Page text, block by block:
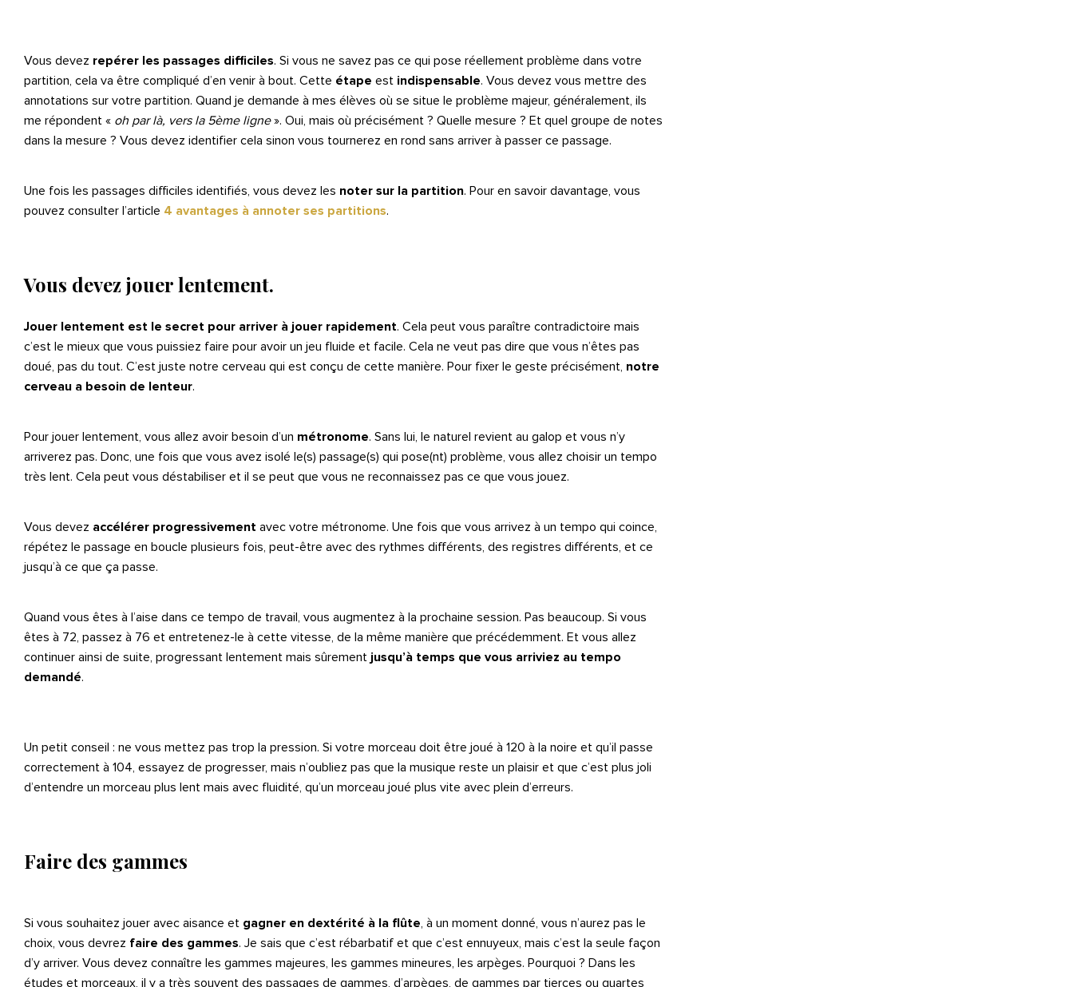
Vous devez repérer les passages difficiles. Si vous ne savez pas ce qui pose réellement problème dans votre
partition, cela va être compliqué d’en venir à bout. Cette étape est indispensable. Vous devez vous mettre des
annotations sur votre partition. Quand je demande à mes élèves où se situe le problème majeur, généralement, ils
me répondent « oh par là, vers la 5ème ligne». Oui, mais où précisément ? Quelle mesure ? Et quel groupe de notes
dans la mesure ? Vous devez identifier cela sinon vous tournerez en rond sans arriver à passer ce passage.
Une fois les passages difficiles identifiés, vous devez les noter sur la partition. Pour en savoir davantage, vous
pouvez consulter l’article 4 avantages à annoter ses partitions.
Vous devez jouer lentement.
Jouer lentement est le secret pour arriver à jouer rapidement. Cela peut vous paraître contradictoire mais
c’est le mieux que vous puissiez faire pour avoir un jeu fluide et facile. Cela ne veut pas dire que vous n’êtes pas
doué, pas du tout. C’est juste notre cerveau qui est conçu de cette manière. Pour fixer le geste précisément, notre
cerveau a besoin de lenteur.
Pour jouer lentement, vous allez avoir besoin d’un métronome. Sans lui, le naturel revient au galop et vous n’y
arriverez pas. Donc, une fois que vous avez isolé le(s) passage(s) qui pose(nt) problème, vous allez choisir un tempo
très lent. Cela peut vous déstabiliser et il se peut que vous ne reconnaissez pas ce que vous jouez.
Vous devez accélérer progressivement avec votre métronome. Une fois que vous arrivez à un tempo qui coince,
répétez le passage en boucle plusieurs fois, peut-être avec des rythmes différents, des registres différents, et ce
jusqu’à ce que ça passe.
Quand vous êtes à l’aise dans ce tempo de travail, vous augmentez à la prochaine session. Pas beaucoup. Si vous
êtes à 72, passez à 76 et entretenez-le à cette vitesse, de la même manière que précédemment. Et vous allez
continuer ainsi de suite, progressant lentement mais sûrement jusqu’à temps que vous arriviez au tempo
demandé.
Un petit conseil : ne vous mettez pas trop la pression. Si votre morceau doit être joué à 120 à la noire et qu’il passe
correctement à 104, essayez de progresser, mais n’oubliez pas que la musique reste un plaisir et que c’est plus joli
d’entendre un morceau plus lent mais avec fluidité, qu’un morceau joué plus vite avec plein d’erreurs.
Faire des gammes
Si vous souhaitez jouer avec aisance et gagner en dextérité à la flûte, à un moment donné, vous n’aurez pas le
choix, vous devrez faire des gammes. Je sais que c’est rébarbatif et que c’est ennuyeux, mais c’est la seule façon
d’y arriver. Vous devez connaître les gammes majeures, les gammes mineures, les arpèges. Pourquoi ? Dans les
études et morceaux, il y a très souvent des passages de gammes, d’arpèges, de gammes par tierces ou quartes